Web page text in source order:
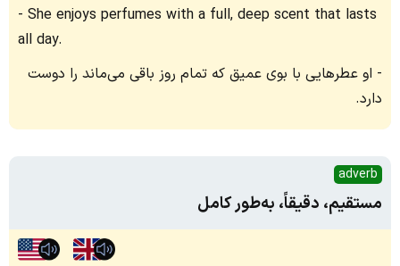
She enjoys perfumes with a full, deep scent that lasts
all day.
او عطرهایی با بوی عمیق که تمام روز باقی می‌ماند را دوست
دارد.
adverb
مستقیم، دقیقاً، به‌طور کامل